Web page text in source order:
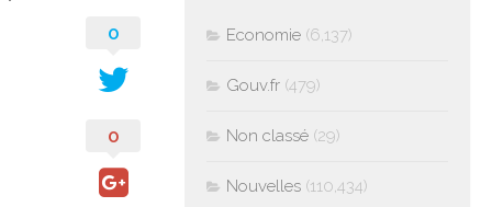
0
0
Economie (6,137)
Gouv.fr (479)
Non classé (29)
Nouvelles (110,434)